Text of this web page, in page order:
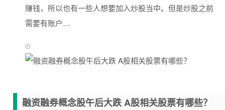
赚钱，所以也有一些人想要加入炒股当中。但是炒股之前
需要有账户…
融资融券概念股午后大跌 A股相关股票有哪些？